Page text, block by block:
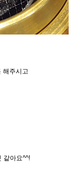
해주시고
같아요^^!